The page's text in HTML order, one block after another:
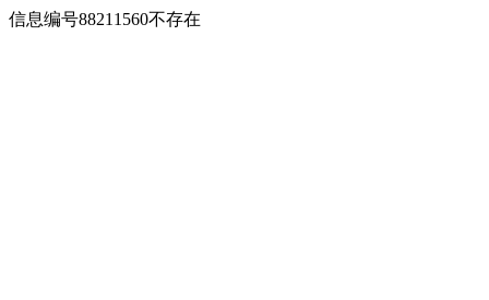
信息编号88211560不存在